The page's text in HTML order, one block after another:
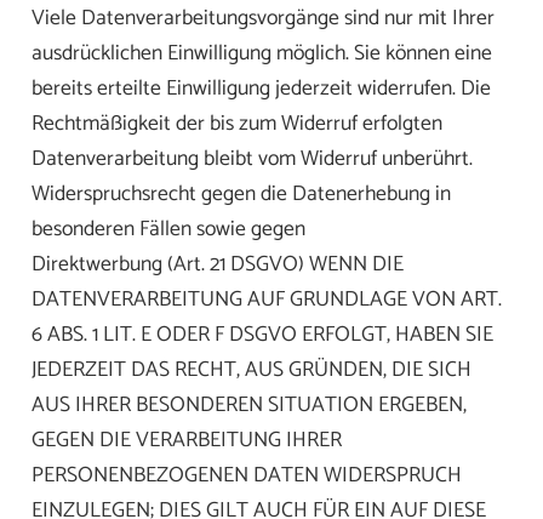
Viele Datenverarbeitungsvorgänge sind nur mit Ihrer
ausdrücklichen Einwilligung möglich. Sie können eine
bereits erteilte Einwilligung jederzeit widerrufen. Die
Rechtmäßigkeit der bis zum Widerruf erfolgten
Datenverarbeitung bleibt vom Widerruf unberührt.
Widerspruchsrecht gegen die Datenerhebung in
besonderen Fällen sowie gegen
Direktwerbung (Art. 21 DSGVO) WENN DIE
DATENVERARBEITUNG AUF GRUNDLAGE VON ART.
6 ABS. 1 LIT. E ODER F DSGVO ERFOLGT, HABEN SIE
JEDERZEIT DAS RECHT, AUS GRÜNDEN, DIE SICH
AUS IHRER BESONDEREN SITUATION ERGEBEN,
GEGEN DIE VERARBEITUNG IHRER
PERSONENBEZOGENEN DATEN WIDERSPRUCH
EINZULEGEN; DIES GILT AUCH FÜR EIN AUF DIESE